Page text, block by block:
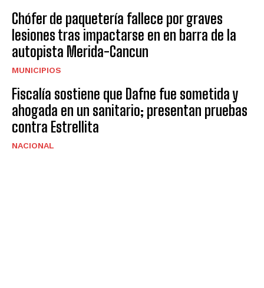
Chófer de paquetería fallece por graves
lesiones tras impactarse en en barra de la
autopista Merida-Cancun
MUNICIPIOS
Fiscalía sostiene que Dafne fue sometida y
ahogada en un sanitario; presentan pruebas
contra Estrellita
NACIONAL